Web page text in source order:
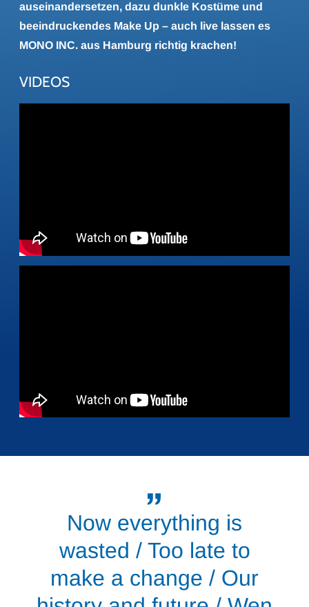
auseinandersetzen, dazu dunkle Kostüme und
beeindruckendes Make Up – auch live lassen es
MONO INC. aus Hamburg richtig krachen!
VIDEOS
Now everything is
wasted / Too late to
make a change / Our